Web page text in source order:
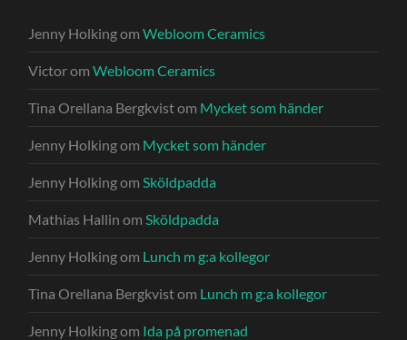
Jenny HolkingomWebloom Ceramics
VictoromWebloom Ceramics
Tina Orellana Bergkvistom Mycket som händer
Jenny Holkingom Mycket som händer
Jenny HolkingomSköldpadda
Mathias Hallin omSköldpadda
Jenny Holkingom Lunch m g:a kollegor
Tina Orellana Bergkvistom Lunch m g:a kollegor
Jenny Holkingom Ida på promenad